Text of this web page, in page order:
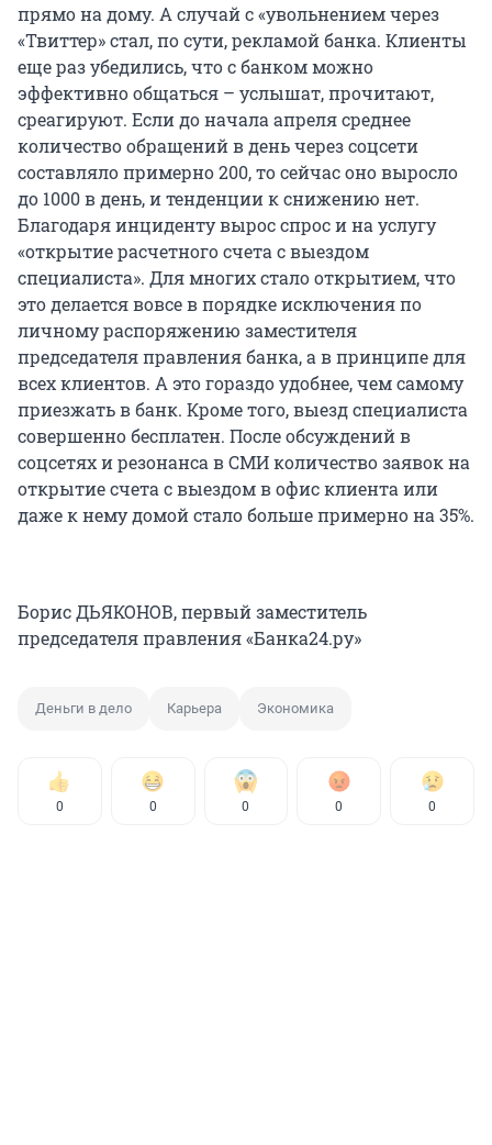
прямо на дому. А случай с «увольнением через
«Твиттер» стал, по сути, рекламой банка. Клиенты
еще раз убедились, что с банком можно
эффективно общаться – услышат, прочитают,
среагируют. Если до начала апреля среднее
количество обращений в день через соцсети
составляло примерно 200, то сейчас оно выросло
до 1000 в день, и тенденции к снижению нет.
Благодаря инциденту вырос спрос и на услугу
«открытие расчетного счета с выездом
специалиста». Для многих стало открытием, что
это делается вовсе в порядке исключения по
личному распоряжению заместителя
председателя правления банка, а в принципе для
всех клиентов. А это гораздо удобнее, чем самому
приезжать в банк. Кроме того, выезд специалиста
совершенно бесплатен. После обсуждений в
соцсетях и резонанса в СМИ количество заявок на
открытие счета с выездом в офис клиента или
даже к нему домой стало больше примерно на 35%.
Борис ДЬЯКОНОВ, первый заместитель
председателя правления «Банка24.ру»
Деньги в дело Карьера Экономика
0 0 0 0 0